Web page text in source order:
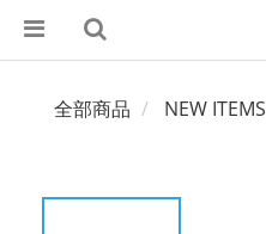
全部商品 NEW ITEMS